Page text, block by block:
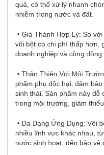
quả, có thể xử lý nhanh
nhiễm trong nước và đất.
• Giá Thành Hợp Lý: So
vôi bột có chi phí thấp hơn,
doanh nghiệp và cộng đồng.
• Thân Thiện Với Môi
phẩm phụ độc hại, đảm
sinh thái. Sản phẩm này dễ
trong môi trường, giảm
• Đa Dạng Ứng Dụng: Vôi
nhiều lĩnh vực khác nhau,
nước sinh hoạt, đến bảo vệ